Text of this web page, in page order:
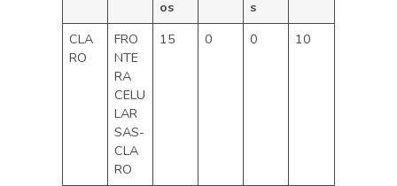
os
s
CLA
RO
FRO
NTE
RA
CELU
LAR
SAS-
CLA
RO
15 0 0 10